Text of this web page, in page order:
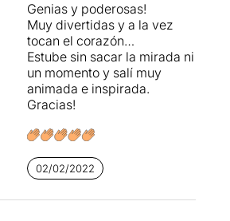
com si estiguessin en un
gran auditori.
Anem a un espectacle difícil
d’etiquetar, fins i tot quan he
dit que anàvem a veure no
sabia si dir que era un
teatralitzat, una
performance…, i una vegada
que l’he vist, segueixo sense
ficar-ho. I això no vol dir que
Genias y poderosas!
Muy divertidas y a la vez
tocan el corazón…
Estube sin sacar la mirada ni
un momento y salí muy
animada e inspirada.
Gracias!
02/02/2022